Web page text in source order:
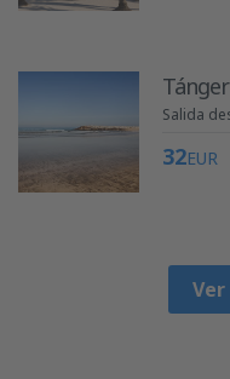
Tánger
Salida
32EUR